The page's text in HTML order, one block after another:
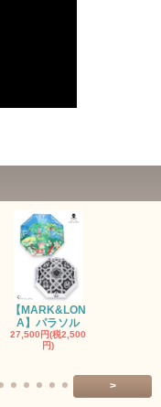
【MARK&LON
A】パラソル
27,500円(税2,500
円)
>